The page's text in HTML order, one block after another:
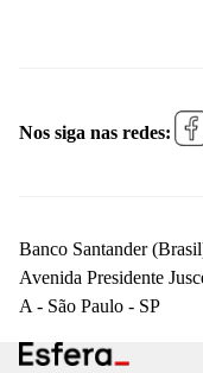
Nos siga nas redes:
Banco Santander
Avenida Presidente
A - São Paulo - SP